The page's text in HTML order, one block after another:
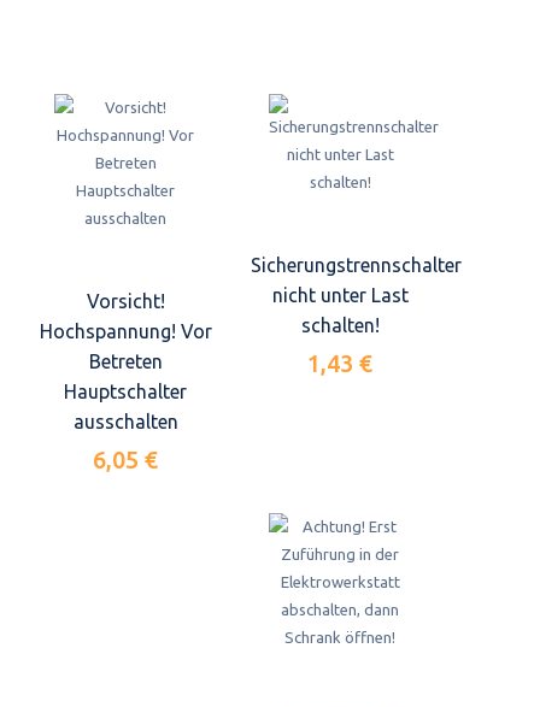
Vorsicht!
Hochspannung! Vor
Betreten
Hauptschalter
ausschalten
6,05 €
Sicherungstrennschalter
nicht unter Last
schalten!
1,43 €